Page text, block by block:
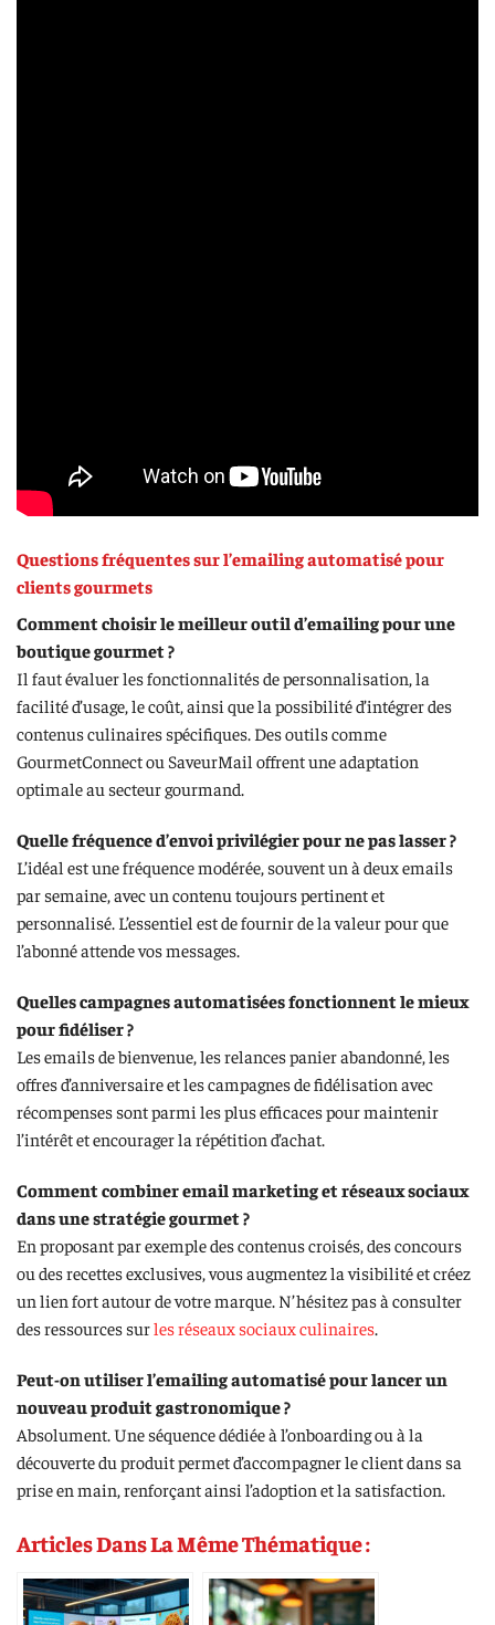
Questions fréquentes sur l’emailing automatisé pour
clients gourmets
Comment choisir le meilleur outil d’emailing pour une
boutique gourmet ?
Il faut évaluer les fonctionnalités de personnalisation, la
facilité d’usage, le coût, ainsi que la possibilité d’intégrer des
contenus culinaires spécifiques. Des outils comme
GourmetConnect ou SaveurMail offrent une adaptation
optimale au secteur gourmand.
Quelle fréquence d’envoi privilégier pour ne pas lasser ?
L’idéal est une fréquence modérée, souvent un à deux emails
par semaine, avec un contenu toujours pertinent et
personnalisé. L’essentiel est de fournir de la valeur pour que
l’abonné attende vos messages.
Quelles campagnes automatisées fonctionnent le mieux
pour fidéliser ?
Les emails de bienvenue, les relances panier abandonné, les
offres d’anniversaire et les campagnes de fidélisation avec
récompenses sont parmi les plus efficaces pour maintenir
l’intérêt et encourager la répétition d’achat.
Comment combiner email marketing et réseaux sociaux
dans une stratégie gourmet ?
En proposant par exemple des contenus croisés, des concours
ou des recettes exclusives, vous augmentez la visibilité et créez
un lien fort autour de votre marque. N’hésitez pas à consulter
des ressources surles réseaux sociaux culinaires
Peut-on utiliser l’emailing automatisé pour lancer un
nouveau produit gastronomique ?
Absolument. Une séquence dédiée à l’onboarding ou à la
découverte du produit permet d’accompagner le client dans sa
prise en main, renforçant ainsi l’adoption et la satisfaction.
Articles Dans La Même Thématique :